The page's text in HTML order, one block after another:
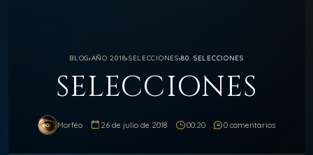
BLOG›AÑO 2018›SELECCIONES›80. SELECCIONES
SELECCIONES
Morféo 26 de julio de 2018 00:20 0 comentarios